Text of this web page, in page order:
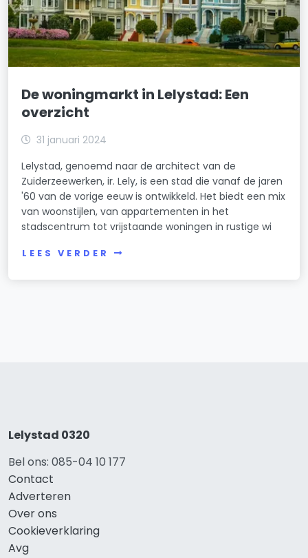
De woningmarkt in Lelystad: Een
overzicht
31 januari 2024
Lelystad, genoemd naar de architect van de
Zuiderzeewerken, ir. Lely, is een stad die vanaf de jaren
'60 van de vorige eeuw is ontwikkeld. Het biedt een mix
van woonstijlen, van appartementen in het
stadscentrum tot vrijstaande woningen in rustige wi
LEES VERDER
Lelystad 0320
Bel ons: 085-04 10 177
Contact
Adverteren
Over ons
Cookieverklaring
Avg